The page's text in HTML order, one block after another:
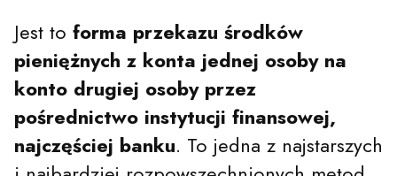
Jest to forma przekazu środków
pieniężnych z konta jednej osoby na
konto drugiej osoby przez
pośrednictwo instytucji finansowej,
najczęściej banku. To jedna z najstarszych